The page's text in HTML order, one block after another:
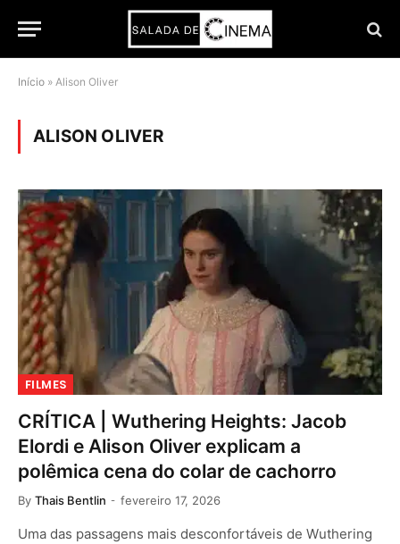
Início » Alison Oliver
ALISON OLIVER
FILMES
CRÍTICA | Wuthering Heights: Jacob
Elordi e Alison Oliver explicam a
polêmica cena do colar de cachorro
By Thais Bentlin fevereiro 17, 2026
Uma das passagens mais desconfortáveis de Wuthering